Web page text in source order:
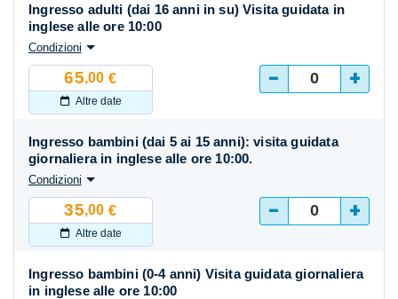
65,00 €
Altre date
Ingresso adulti (dai 16 anni in su) Visita guidata in
inglese alle ore 10:00
Condizioni
- +
35,00 €
Altre date
Ingresso bambini (dai 5 ai 15 anni): visita guidata
giornaliera in inglese alle ore 10:00.
Condizioni
- +
Ingresso bambini (0-4 anni) Visita guidata giornaliera
in inglese alle ore 10:00